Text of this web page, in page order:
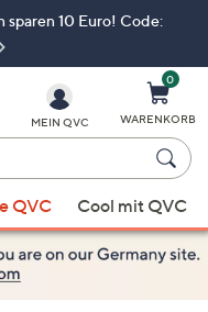
sparen 10 Euro! Code:
MEIN QVC
0
WARENKORB
QVC Cool mit QVC